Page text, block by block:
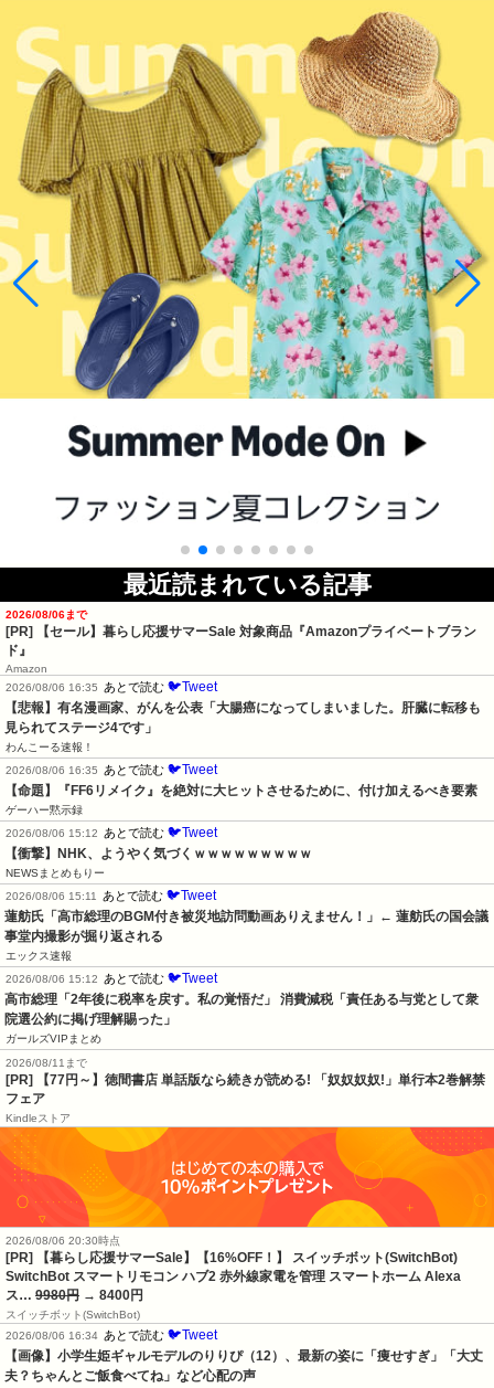
最近読まれている記事
2026/08/06まで
[PR]
【セール】暮らし応援サマーSale 対象商品『Amazonプライベートブラン
ド』
Amazon
2026/08/06 16:35
あとで読む 🐦Tweet
【悲報】有名漫画家、がんを公表「大腸癌になってしまいました。肝臓に転移も
見られてステージ4です」
わんこーる速報！
2026/08/06 16:35
あとで読む 🐦Tweet
【命題】『FF6リメイク』を絶対に大ヒットさせるために、付け加えるべき要素
ゲーハー黙示録
2026/08/06 15:12
あとで読む 🐦Tweet
【衝撃】NHK、ようやく気づくｗｗｗｗｗｗｗｗｗ
NEWSまとめもりー
2026/08/06 15:11
あとで読む 🐦Tweet
蓮舫氏「高市総理のBGM付き被災地訪問動画ありえません！」← 蓮舫氏の国会議
事堂内撮影が掘り返される
エックス速報
2026/08/06 15:12
あとで読む 🐦Tweet
高市総理「2年後に税率を戻す。私の覚悟だ」 消費減税「責任ある与党として衆
院選公約に掲げ理解賜った」
ガールズVIPまとめ
2026/08/11まで
[PR] 【77円～】徳間書店 単話版なら続きが読める! 「奴奴奴奴!」単行本2巻解禁
フェア
Kindleストア
2026/08/06 20:30時点
[PR] 【暮らし応援サマーSale】【16%OFF！】 スイッチボット(SwitchBot)
SwitchBot スマートリモコン ハブ2 赤外線家電を管理 スマートホーム Alexa
ス… 9980円 → 8400円
スイッチボット(SwitchBot)
2026/08/06 16:34 あとで読む 🐦Tweet
【画像】小学生姫ギャルモデルのりりぴ（12）、最新の姿に「痩せすぎ」「大丈
夫？ちゃんとご飯食べてね」など心配の声